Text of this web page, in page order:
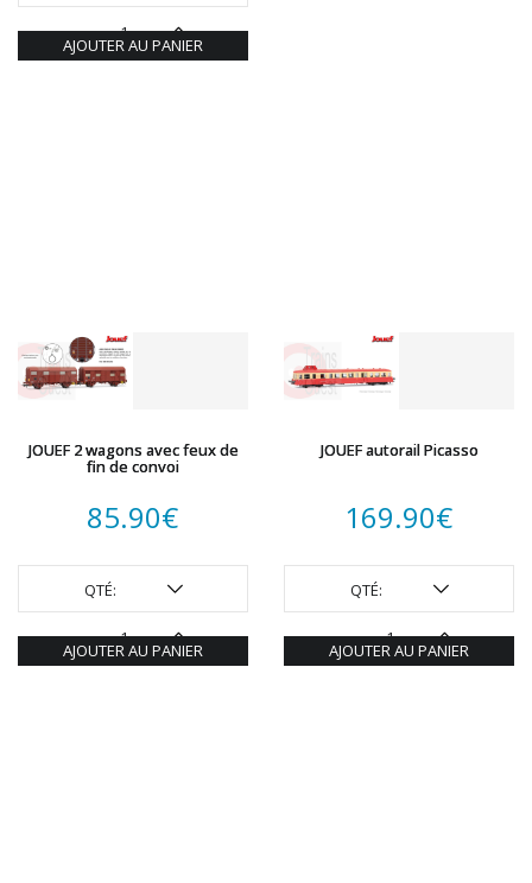
AJOUTER AU PANIER
JOUEF 2 wagons avec feux de
fin de convoi
85.90€
QTÉ:
AJOUTER AU PANIER
JOUEF autorail Picasso
169.90€
QTÉ:
AJOUTER AU PANIER